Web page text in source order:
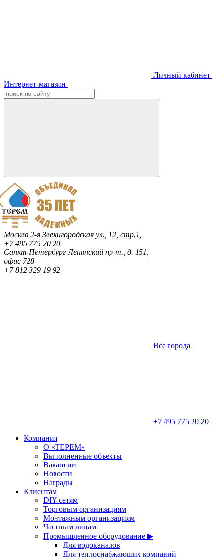
Личный кабинет
Интернет-магазин
Москва 2-я Звенигородская ул., 12, стр.1,
+7 495 775 20 20
Санкт-ПетербургЛенинский пр-т., д. 151,
офис 728
+7 812 329 19 92
Все города
+7 495 775 20 20
Компания
О «ТЕРЕМ»
Выполненные объекты
Вакансии
Новости
Награды
Клиентам
DIY сетям
Торговым организациям
Монтажным организациям
Частным лицам
Промышленное оборудование ▶
Для водоканалов
Для теплоснабжающих компаний